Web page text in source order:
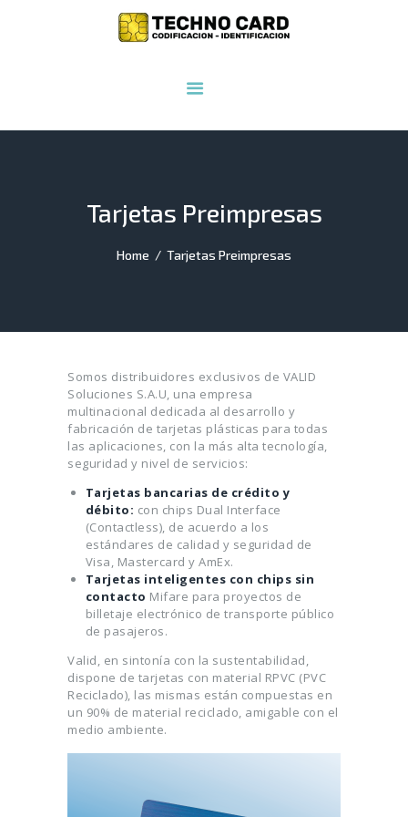
Tarjetas Preimpresas
Home Tarjetas Preimpresas
INSUMOS
CONTACTO
Somos distribuidores exclusivos de VALID
Soluciones S.A.U, una empresa
multinacional dedicada al desarrollo y
fabricación de tarjetas plásticas para todas
las aplicaciones, con la más alta tecnología,
seguridad y nivel de servicios:
Tarjetas bancarias de crédito y
débito: con chips Dual Interface
(Contactless), de acuerdo a los
estándares de calidad y seguridad de
Visa, Mastercard y AmEx.
Tarjetas inteligentes con chips sin
contacto Mifare para proyectos de
billetaje electrónico de transporte público
de pasajeros.
Valid, en sintonía con la sustentabilidad,
dispone de tarjetas con material RPVC (PVC
Reciclado), las mismas están compuestas en
un 90% de material reciclado, amigable con el
medio ambiente.